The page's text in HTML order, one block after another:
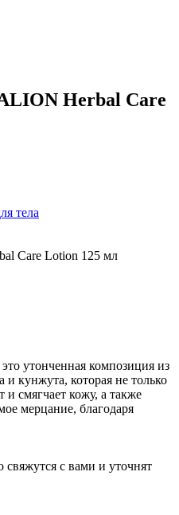
Herbal Care
тела
Care Lotion 125 мл
утонченная композиция из
кунжута, которая не только
и смягчает кожу, а также
мерцание, благодаря
с вами и уточнят